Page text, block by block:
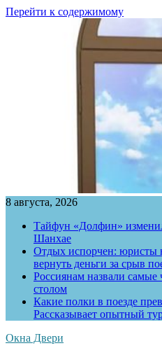
Перейти к содержимому
8 августа, 2026
Тайфун «Долфин»
Шанхае
Отдых испорчен: юристы
вернуть деньги за срыв
Россиянам назвали
столом
Какие полки в поезде
Рассказывает опытный
Окна Двери